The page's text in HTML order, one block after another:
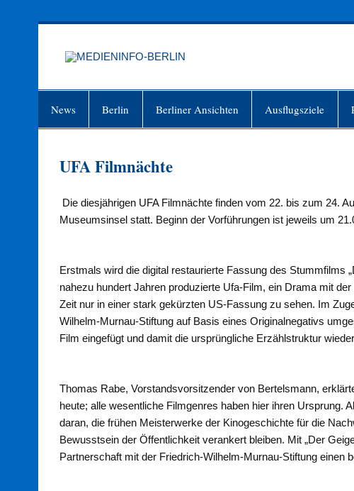
News Berlin Berliner Ansichten Ausflugsziele
UFA Filmnächte
Die diesjährigen UFA Filmnächte finden vom 22. bis zum 24.
Museumsinsel statt. Beginn der Vorführungen ist jeweils um
Erstmals wird die digital restaurierte Fassung des Stummfilms
nahezu hundert Jahren produzierte Ufa-Film, ein Drama mit
Zeit nur in einer stark gekürzten US-Fassung zu sehen. Im
Wilhelm-Murnau-Stiftung auf Basis eines Originalnegativs
Film eingefügt und damit die ursprüngliche Erzählstruktur
Thomas Rabe, Vorstandsvorsitzender von Bertelsmann,
heute; alle wesentliche Filmgenres haben hier ihren Ursprung.
daran, die frühen Meisterwerke der Kinogeschichte für die
Bewusstsein der Öffentlichkeit verankert bleiben. Mit „Der
Partnerschaft mit der Friedrich-Wilhelm-Murnau-Stiftung einen